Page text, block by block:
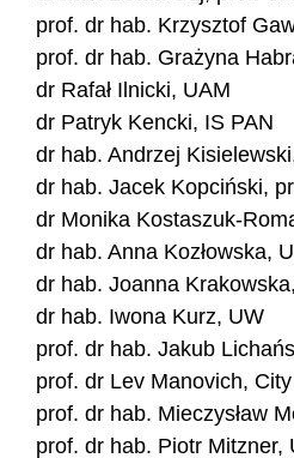
prof. dr hab. Krzysztof
prof. dr hab. Grażyna
dr Rafał Ilnicki, UAM
dr Patryk Kencki, IS PAN
dr hab. Andrzej
dr hab. Jacek Kopciński,
dr Monika Kostaszuk-
dr hab. Anna Kozłowska,
dr hab. Joanna
dr hab. Iwona Kurz, UW
prof. dr hab. Jakub
prof. dr Lev Manovich,
prof. dr hab. Mieczysław
prof. dr hab. Piotr Mitzner,